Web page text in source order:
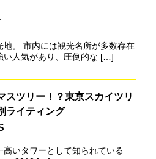
地。 市内には観光名所が多数存在
い人気があり、圧倒的な […]
スツリー！？東京スカイツリ
ライティング
高いタワーとして知られている